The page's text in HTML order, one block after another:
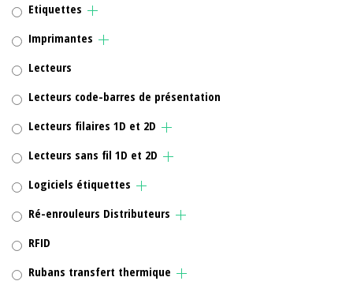
Etiquettes
Imprimantes
Lecteurs
Lecteurs code-barres de présentation
Lecteurs filaires 1D et 2D
Lecteurs sans fil 1D et 2D
Logiciels étiquettes
Ré-enrouleurs Distributeurs
RFID
Rubans transfert thermique